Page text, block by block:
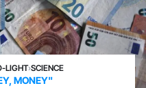
LIGHT›SCIENCE
MONEY"